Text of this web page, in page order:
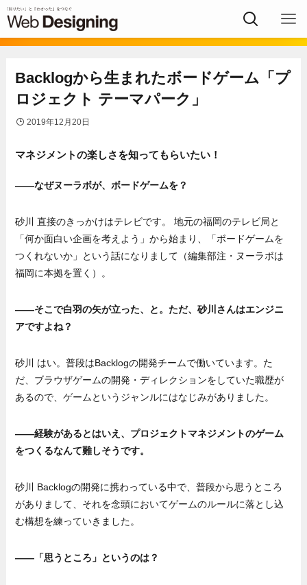
Backlogから生まれたボードゲーム「プ
ロジェクト テーマパーク」
2019年12月20日
マネジメントの楽しさを知ってもらいたい！
——なぜヌーラボが、ボードゲームを？
砂川 直接のきっかけはテレビです。 地元の福岡のテレビ局と
「何か面白い企画を考えよう」から始まり、「ボードゲームを
つくれないか」という話になりまして（編集部注・ヌーラボは
福岡に本拠を置く）。
——そこで白羽の矢が立った、と。ただ、砂川さんはエンジニ
アですよね？
砂川 はい。普段はBacklogの開発チームで働いています。た
だ、ブラウザゲームの開発・ディレクションをしていた職歴が
あるので、ゲームというジャンルにはなじみがありました。
——経験があるとはいえ、プロジェクトマネジメントのゲーム
をつくるなんて難しそうです。
砂川 Backlogの開発に携わっている中で、普段から思うところ
がありまして、それを念頭においてゲームのルールに落とし込
む構想を練っていきました。
——「思うところ」というのは？